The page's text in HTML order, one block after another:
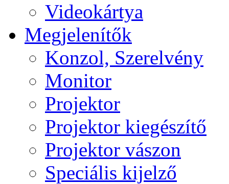
Videokártya
Megjelenítők
Konzol, Szerelvény
Monitor
Projektor
Projektor kiegészítő
Projektor vászon
Speciális kijelző